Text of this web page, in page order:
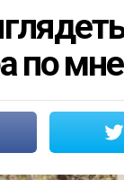
по